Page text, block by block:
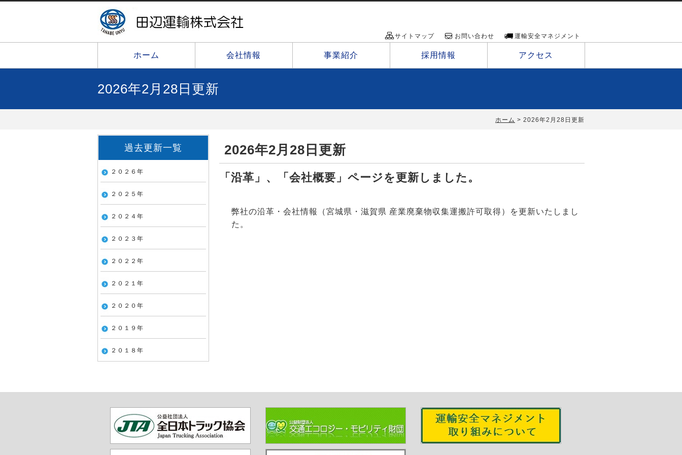
サイトマップ お問い合わせ 運輸安全マネジメント
ホーム 会社情報 事業紹介 採用情報 アクセス
2026年2月28日更新
ホーム 2026年2月28日更新
2026年2月28日更新
「沿革」、「会社概要」ページを更新しました。
弊社の沿革・会社情報（宮城県・滋賀県 産業廃棄物収集運搬許可取得）を更新いたしまし
た。
過去更新一覧
２０２６年
２０２５年
２０２４年
２０２３年
２０２２年
２０２１年
２０２０年
２０１９年
２０１８年